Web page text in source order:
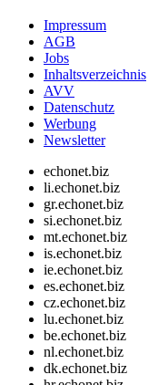
Impressum
AGB
Jobs
Inhaltsverzeichnis
AVV
Datenschutz
Werbung
Newsletter
echonet.biz
li.echonet.biz
gr.echonet.biz
si.echonet.biz
mt.echonet.biz
is.echonet.biz
ie.echonet.biz
es.echonet.biz
cz.echonet.biz
lu.echonet.biz
be.echonet.biz
nl.echonet.biz
dk.echonet.biz